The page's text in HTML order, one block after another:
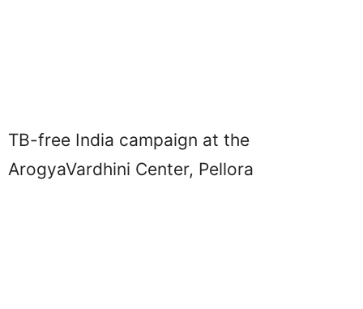
TB-free India campaign at the
ArogyaVardhini Center, Pellora